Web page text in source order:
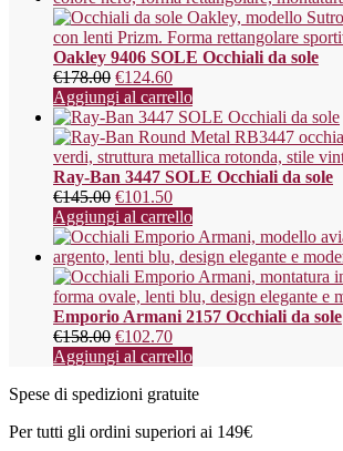
Oakley 9406 SOLE Occhiali da sole
€178.00 €124.60
Aggiungi al carrello
Ray-Ban 3447 SOLE Occhiali da sole
€145.00 €101.50
Aggiungi al carrello
Emporio Armani 2157 Occhiali da sole
€158.00 €102.70
Aggiungi al carrello
Spese di spedizioni gratuite
Per tutti gli ordini superiori ai 149€